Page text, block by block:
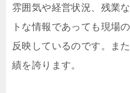
雰囲気や経営状況、残業
トな情報であっても現場
反映しているのです。ま
績を誇ります。